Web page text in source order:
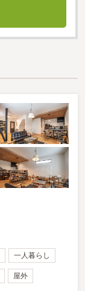
一人暮らし
屋外